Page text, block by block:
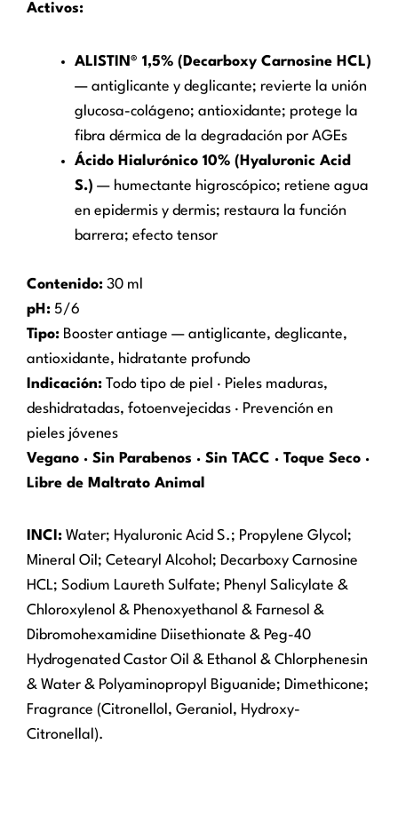
Activos:
ALISTIN® 1,5% (Decarboxy Carnosine HCL)
— antiglicante y deglicante; revierte la unión
glucosa-colágeno; antioxidante; protege la
fibra dérmica de la degradación por AGEs
Ácido Hialurónico 10% (Hyaluronic Acid
S.) — humectante higroscópico; retiene agua
en epidermis y dermis; restaura la función
barrera; efecto tensor
Contenido: 30 ml
pH: 5/6
Tipo: Booster antiage — antiglicante, deglicante,
antioxidante, hidratante profundo
Indicación: Todo tipo de piel · Pieles maduras,
deshidratadas, fotoenvejecidas · Prevención en
pieles jóvenes
Vegano · Sin Parabenos · Sin TACC · Toque Seco ·
Libre de Maltrato Animal
INCI: Water; Hyaluronic Acid S.; Propylene Glycol;
Mineral Oil; Cetearyl Alcohol; Decarboxy Carnosine
HCL; Sodium Laureth Sulfate; Phenyl Salicylate &
Chloroxylenol & Phenoxyethanol & Farnesol &
Dibromohexamidine Diisethionate & Peg-40
Hydrogenated Castor Oil & Ethanol & Chlorphenesin
& Water & Polyaminopropyl Biguanide; Dimethicone;
Fragrance (Citronellol, Geraniol, Hydroxy-
Citronellal).